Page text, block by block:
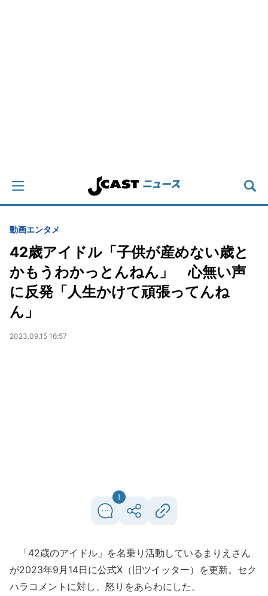
動画エンタメ
42歳アイドル「子供が産めない歳と
かもうわかっとんねん」 心無い声
に反発「人生かけて頑張ってんね
ん」
2023.09.15 16:57
1
「42歳のアイドル」を名乗り活動しているまりえさん
が2023年9月14日に公式X（旧ツイッター）を更新。セク
ハラコメントに対し、怒りをあらわにした。